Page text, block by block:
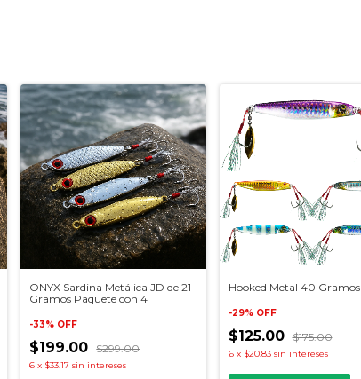
ONYX Sardina Metálica JD de 21
Gramos Paquete con 4
-33% OFF
$199.00 $299.00
6 x $33.17 sin intereses
Hooked Metal 40 Gramos
-29% OFF
$125.00 $175.00
6 x $20.83 sin intereses